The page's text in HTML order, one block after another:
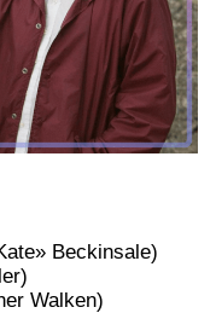
Beckinsale)
Walken)